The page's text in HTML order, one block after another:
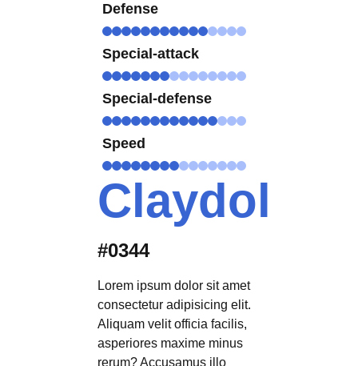
Defense
Special-attack
Special-defense
Speed
Claydol
#0344
Lorem ipsum dolor sit amet
consectetur adipisicing elit.
Aliquam velit officia facilis,
asperiores maxime minus
rerum? Accusamus illo